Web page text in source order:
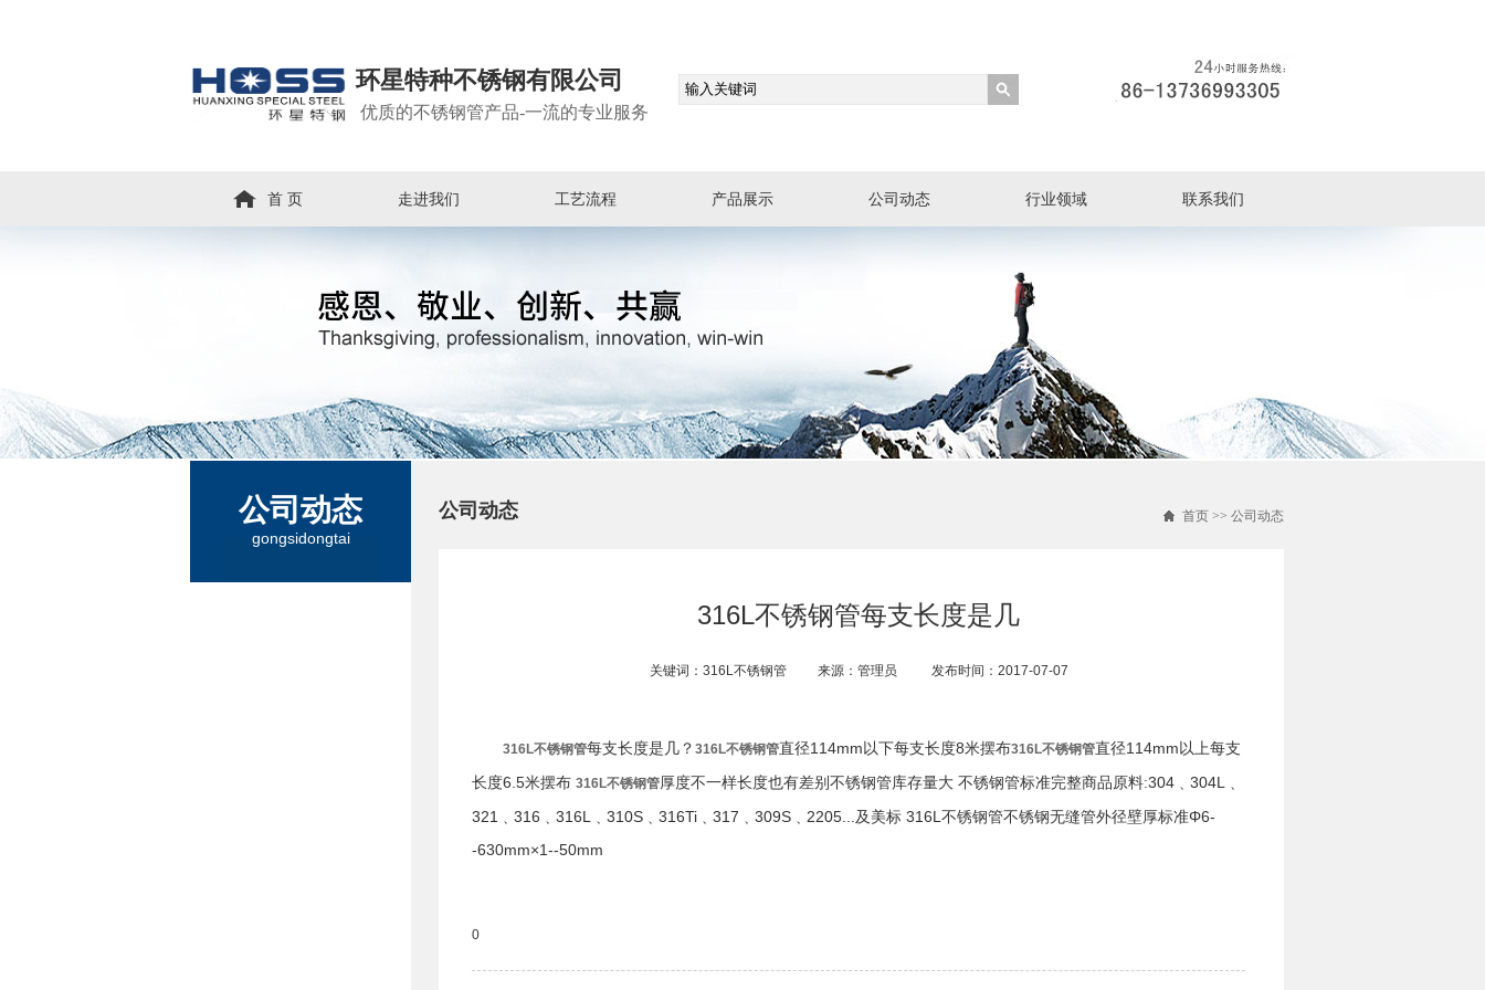
环星特种不锈钢有限公司
优质的不锈钢管产品-一流的专业服务
首 页 走进我们 工艺流程 产品展示 公司动态 行业领域 联系我们
公司动态
gongsidongtai
公司动态 首页 >> 公司动态
316L不锈钢管每支长度是几
关键词：316L不锈钢管​ 来源：管理员 发布时间：2017-07-07
316L不锈钢管每支长度是几？ 316L不锈钢管直径114mm以下每支长度8米摆布316L不锈钢管直径114mm以上每支
长度6.5米摆布 316L不锈钢管厚度不一样长度也有差别不锈钢管库存量大 不锈钢管标准完整商品原料:304﹑304L﹑
321﹑316﹑316L﹑310S﹑316Ti﹑317﹑309S﹑2205...及美标 316L不锈钢管不锈钢无缝管外径壁厚标准Φ6-
-630mm×1--50mm
0